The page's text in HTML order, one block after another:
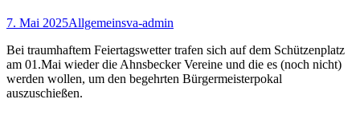
7. Mai 2025Allgemeinsva-admin
Bei traumhaftem Feiertagswetter trafen sich auf dem Schützenplatz
am 01.Mai wieder die Ahnsbecker Vereine und die es (noch nicht)
werden wollen, um den begehrten Bürgermeisterpokal
auszuschießen.